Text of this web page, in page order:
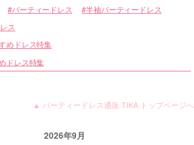
パーティードレス
半袖パーティードレス
ス
めドレス特集
ドレス特集
▲ パーティードレス通販 TIKA トップページへ
2026年9月